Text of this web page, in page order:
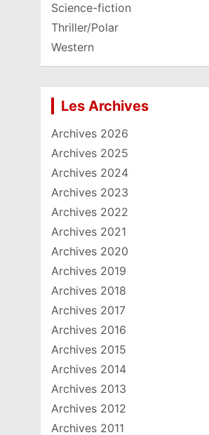
Science-fiction
Thriller/Polar
Western
Les Archives
Archives 2026
Archives 2025
Archives 2024
Archives 2023
Archives 2022
Archives 2021
Archives 2020
Archives 2019
Archives 2018
Archives 2017
Archives 2016
Archives 2015
Archives 2014
Archives 2013
Archives 2012
Archives 2011